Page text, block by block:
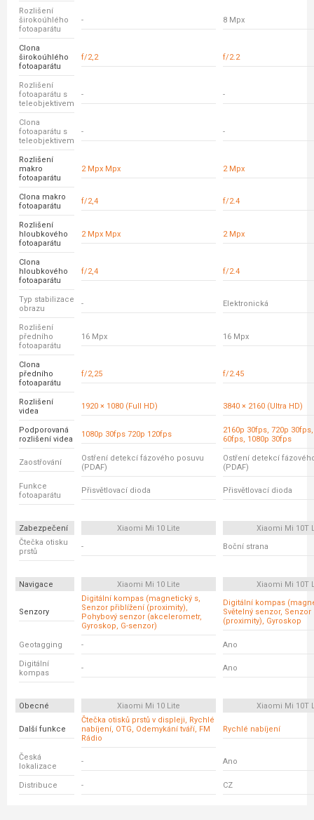
Rozlišení
širokoúhlého
fotoaparátu
- 8 Mpx
Clona
širokoúhlého
fotoaparátu
f/2,2 f/2.2
Rozlišení
fotoaparátu s
teleobjektivem
- -
Clona
fotoaparátu s
teleobjektivem
- -
Rozlišení
makro
fotoaparátu
2 Mpx Mpx 2 Mpx
Clona makro
fotoaparátu
f/2,4 f/2.4
Rozlišení
hloubkového
fotoaparátu
2 Mpx Mpx 2 Mpx
Clona
hloubkového
fotoaparátu
f/2,4 f/2.4
Typ stabilizace
obrazu
- Elektronická
Rozlišení
předního
fotoaparátu
16 Mpx 16 Mpx
Clona
předního
fotoaparátu
f/2,25 f/2.45
Rozlišení
videa
1920 × 1080 (Full HD) 3840 × 2160 (Ultra HD)
Podporovaná
rozlišení videa
1080p 30fps 720p 120fps
2160p 30fps, 720p
60fps, 1080p 30fps
Zaostřování
Ostření detekcí fázového posuvu
(PDAF)
Ostření detekcí
(PDAF)
Funkce
fotoaparátu
Přisvětlovací dioda Přisvětlovací dioda
Zabezpečení Xiaomi Mi 10 Lite
Xiaomi Mi 10T
Čtečka otisku
prstů
- Boční strana
Navigace Xiaomi Mi 10 Lite Xiaomi Mi 10T
Senzory
Digitální kompas (magnetický s,
Senzor přiblížení (proximity),
Pohybový senzor (akcelerometr,
Gyroskop, G-senzor)
Digitální kompas
Světelný senzor,
(proximity), Gyroskop
Geotagging - Ano
Digitální
kompas
- Ano
Obecné Xiaomi Mi 10 Lite Xiaomi Mi 10T
Další funkce
Čtečka otisků prstů v displeji, Rychlé
nabíjení, OTG, Odemykání tváří, FM
Rádio
Rychlé nabíjení
Česká
lokalizace
- Ano
Distribuce - CZ